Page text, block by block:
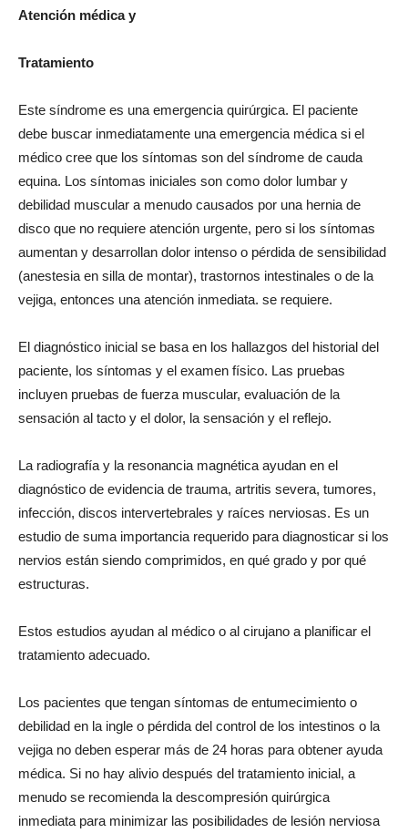
Atención médica y
Tratamiento
Este síndrome es una emergencia quirúrgica. El paciente
debe buscar inmediatamente una emergencia médica si el
médico cree que los síntomas son del síndrome de cauda
equina. Los síntomas iniciales son como dolor lumbar y
debilidad muscular a menudo causados ​​por una hernia de
disco que no requiere atención urgente, pero si los síntomas
aumentan y desarrollan dolor intenso o pérdida de sensibilidad
(anestesia en silla de montar), trastornos intestinales o de la
vejiga, entonces una atención inmediata. se requiere.
El diagnóstico inicial se basa en los hallazgos del historial del
paciente, los síntomas y el examen físico. Las pruebas
incluyen pruebas de fuerza muscular, evaluación de la
sensación al tacto y el dolor, la sensación y el reflejo.
La radiografía y la resonancia magnética ayudan en el
diagnóstico de evidencia de trauma, artritis severa, tumores,
infección, discos intervertebrales y raíces nerviosas. Es un
estudio de suma importancia requerido para diagnosticar si los
nervios están siendo comprimidos, en qué grado y por qué
estructuras.
Estos estudios ayudan al médico o al cirujano a planificar el
tratamiento adecuado.
Los pacientes que tengan síntomas de entumecimiento o
debilidad en la ingle o pérdida del control de los intestinos o la
vejiga no deben esperar más de 24 horas para obtener ayuda
médica. Si no hay alivio después del tratamiento inicial, a
menudo se recomienda la descompresión quirúrgica
inmediata para minimizar las posibilidades de lesión nerviosa